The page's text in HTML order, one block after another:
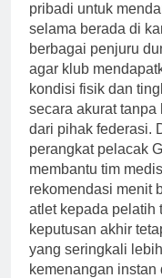
pribadi untuk
selama berada di
berbagai penjuru
agar klub
kondisi fisik dan
secara akurat tanpa
dari pihak federasi.
perangkat pelacak
membantu tim
rekomendasi menit
atlet kepada pelatih
keputusan akhir
yang seringkali
kemenangan